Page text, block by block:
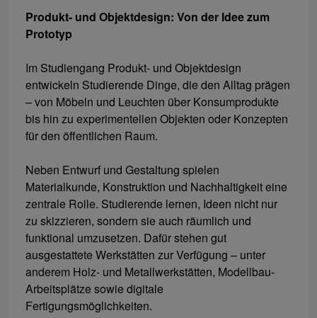
Produkt- und Objektdesign: Von der Idee zum
Prototyp
Im Studiengang Produkt- und Objektdesign
entwickeln Studierende Dinge, die den Alltag prägen
– von Möbeln und Leuchten über Konsumprodukte
bis hin zu experimentellen Objekten oder Konzepten
für den öffentlichen Raum.
Neben Entwurf und Gestaltung spielen
Materialkunde, Konstruktion und Nachhaltigkeit eine
zentrale Rolle. Studierende lernen, Ideen nicht nur
zu skizzieren, sondern sie auch räumlich und
funktional umzusetzen. Dafür stehen gut
ausgestattete Werkstätten zur Verfügung – unter
anderem Holz- und Metallwerkstätten, Modellbau-
Arbeitsplätze sowie digitale
Fertigungsmöglichkeiten.